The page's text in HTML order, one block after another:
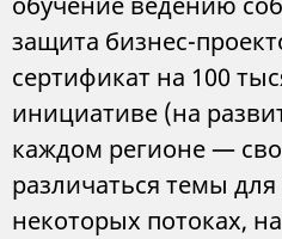
защита бизнес-
сертификат на 100
инициативе (на
каждом регионе —
различаться темы
некоторых потоках,